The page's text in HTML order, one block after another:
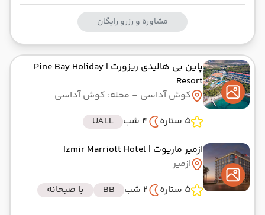
مشاوره و رزرو رایگان
پاین بی هالیدی ریزورت | Pine Bay Holiday
Resort
کوش آداسی - محله: کوش آداسی
5 ستاره
4 شب
UALL
ازمیر ماریوت | Izmir Marriott Hotel
ازمیر
5 ستاره
2 شب BB با صبحانه